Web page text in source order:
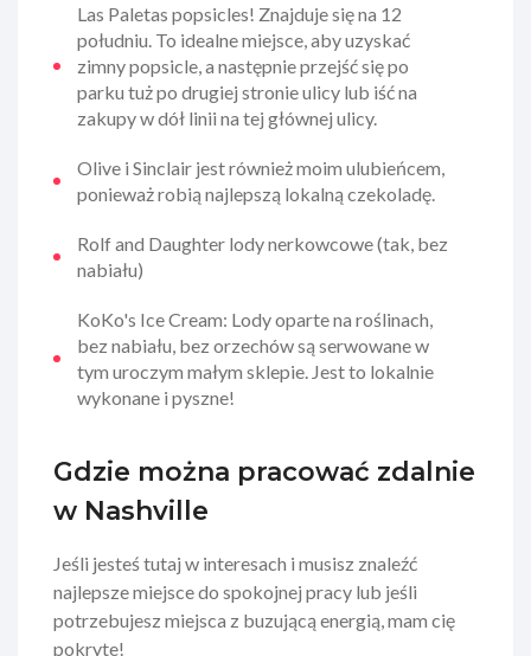
Las Paletas popsicles! Znajduje się na 12
południu. To idealne miejsce, aby uzyskać
zimny popsicle, a następnie przejść się po
parku tuż po drugiej stronie ulicy lub iść na
zakupy w dół linii na tej głównej ulicy.
Olive i Sinclair jest również moim ulubieńcem,
ponieważ robią najlepszą lokalną czekoladę.
Rolf and Daughter lody nerkowcowe (tak, bez
nabiału)
KoKo's Ice Cream: Lody oparte na roślinach,
bez nabiału, bez orzechów są serwowane w
tym uroczym małym sklepie. Jest to lokalnie
wykonane i pyszne!
Gdzie można pracować zdalnie
w Nashville
Jeśli jesteś tutaj w interesach i musisz znaleźć
najlepsze miejsce do spokojnej pracy lub jeśli
potrzebujesz miejsca z buzującą energią, mam cię
pokryte!